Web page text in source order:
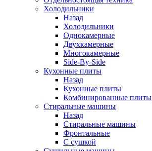
Холодильники
Назад
Холодильники
Однокамерные
Двухкамерные
Многокамерные
Side-By-Side
Кухонные плиты
Назад
Кухонные плиты
Комбинированные плиты
Стиральные машины
Назад
Стиральные машины
Фронтальные
С сушкой